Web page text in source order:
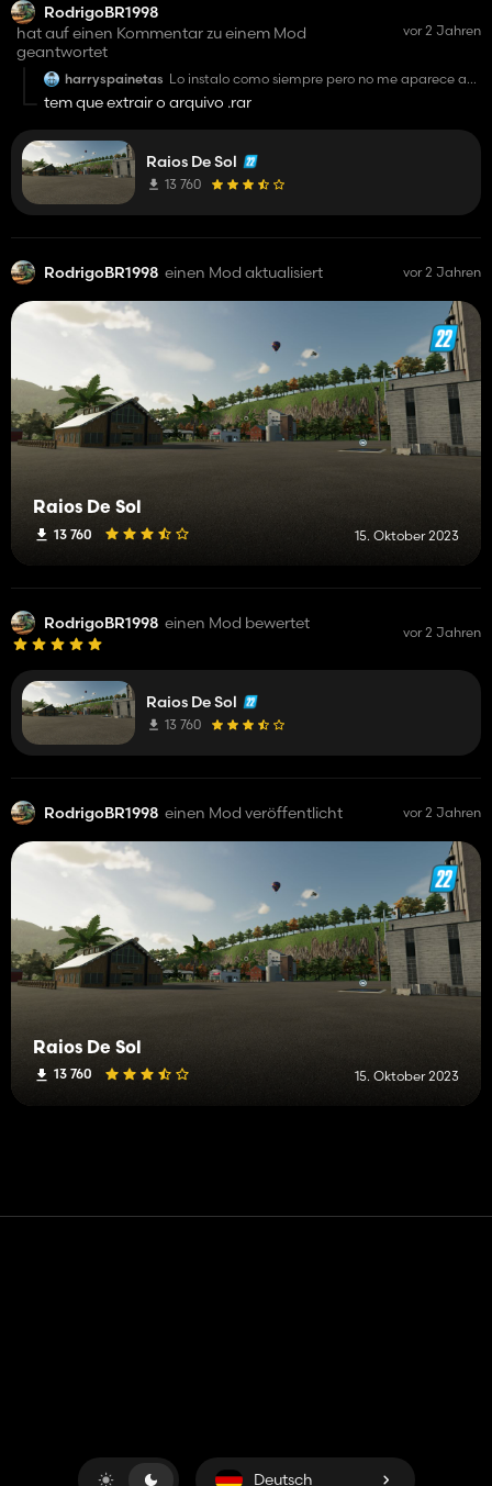
RodrigoBR1998
hat auf einen Kommentar zu einem Mod
geantwortet
vor 2 Jahren
harryspainetas Lo instalo como siempre pero no me aparece a
la hora de jugar, alguien sabe por que?
tem que extrair o arquivo .rar
Raios De Sol
13 760
RodrigoBR1998 einen Mod aktualisiert vor 2 Jahren
Raios De Sol
13 760 15. Oktober 2023
RodrigoBR1998 einen Mod bewertet vor 2 Jahren
Raios De Sol
13 760
RodrigoBR1998 einen Mod veröffentlicht vor 2 Jahren
Raios De Sol
13 760 15. Oktober 2023
Deutsch